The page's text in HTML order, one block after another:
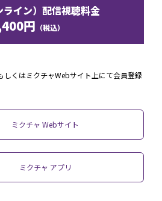
ライン）配信視聴料金
円 （税込）
しくはミクチャWebサイト上にて会員登録
ミクチャ Webサイト
ミクチャ アプリ